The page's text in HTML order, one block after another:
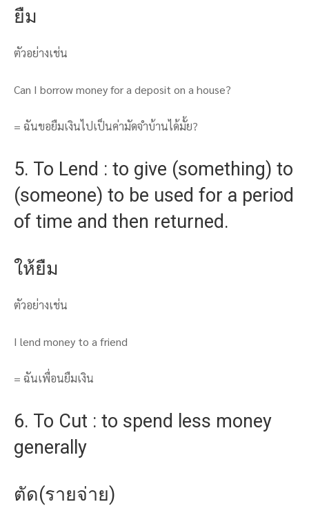
ยืม
ตัวอย่างเช่น
Can I borrow money for a deposit on a house?
= ฉันขอยืมเงินไปเป็นค่ามัดจำบ้านได้มั้ย?
5. To Lend : to give (something) to
(someone) to be used for a period
of time and then returned.
ให้ยืม
ตัวอย่างเช่น
I lend money to a friend
= ฉันเพื่อนยืมเงิน
6. To Cut : to spend less money
generally
ตัด(รายจ่าย)